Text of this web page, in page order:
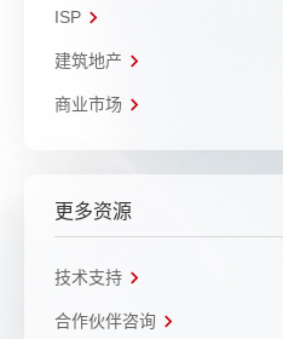
ISP
建筑地产
商业市场
更多资源
技术支持
合作伙伴咨询